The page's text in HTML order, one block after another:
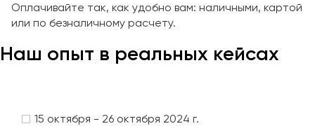
Оплачивайте так, как удобно вам: наличными, картой
или по безналичному расчету.
Наш опыт в реальных кейсах
15 октября - 26 октября 2024 г.